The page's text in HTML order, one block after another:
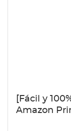
[Fácil y
Amazon